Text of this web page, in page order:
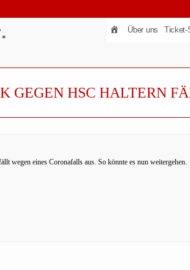
Über uns Ticket-
GEGEN HSC HALTERN
wegen eines Coronafalls aus. So könnte es nun weitergehen.